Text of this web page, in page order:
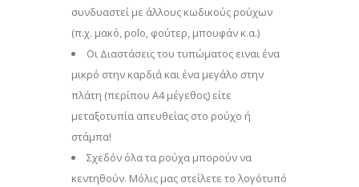
συνδυαστεί με άλλους κωδικούς ρούχων
(π.χ. μακό, polo, φούτερ, μπουφάν κ.α.)
Οι Διαστάσεις του τυπώματος ειναι ένα
μικρό στην καρδιά και ένα μεγάλο στην
πλάτη (περίπου Α4 μέγεθος) είτε
μεταξοτυπία απευθείας στο ρούχο ή
στάμπα!
Σχεδόν όλα τα ρούχα μπορούν να
κεντηθούν. Μόλις μας στείλετε το λογότυπό